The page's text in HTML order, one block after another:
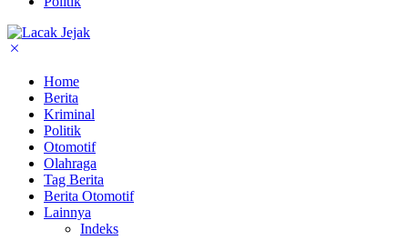
Home
Berita
Kriminal
Politik
Otomotif
Olahraga
Tag Berita
Berita Otomotif
Lainnya
Indeks